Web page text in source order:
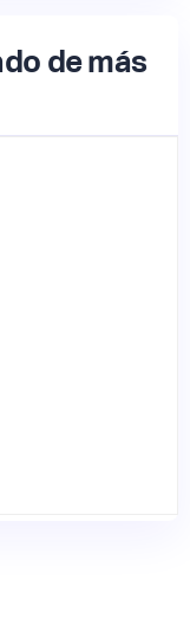
de más